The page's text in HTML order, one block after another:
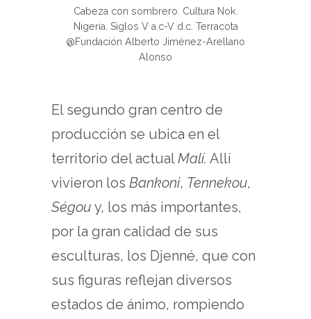
Cabeza con sombrero. Cultura Nok.
Nigeria. Siglos V a.c-V d.c. Terracota
@Fundación Alberto Jiménez-Arellano
Alonso
El segundo gran centro de
producción se ubica en el
territorio del actualMalí. Allí
vivieron los Bankoni, Tennekou,
Ségou y, los más importantes,
por la gran calidad de sus
esculturas, los Djenné, que con
sus figuras reflejan diversos
estados de ánimo, rompiendo